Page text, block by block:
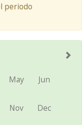
periodo
May Jun
Nov Dec